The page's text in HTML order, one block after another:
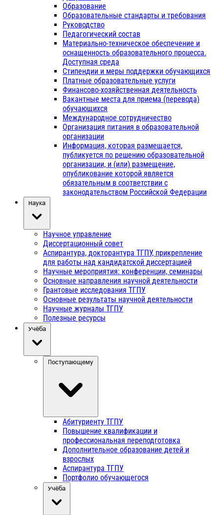
Образование
Образовательные стандарты и требования
Руководство
Педагогический состав
Материально-техническое обеспечение и
оснащенность образовательного процесса.
Доступная среда
Стипендии и меры поддержки обучающихся
Платные образовательные услуги
Финансово-хозяйственная деятельность
Вакантные места для приема (перевода)
обучающихся
Международное сотрудничество
Организация питания в образовательной
организации
Информация, которая размещается,
публикуется по решению образовательной
организации, и (или) размещение,
опубликование которой является
обязательным в соответствии с
законодательством Российской Федерации
Наука
Научное управление
Диссертационный совет
Аспирантура, докторантура ТГПУ, прикрепление
для работы над кандидатской диссертацией
Научные мероприятия: конференции, семинары
Основные направления научной деятельности
Грантовые исследования ТГПУ
Основные результаты научной деятельности
Научные журналы ТГПУ
Полезные ресурсы
Учёба
Поступающему
Абитуриенту ТГПУ
Повышение квалификации и
профессиональная переподготовка
Дополнительное образование детей и
взрослых
Аспирантура ТГПУ
Портфолио обучающегося
Учёба